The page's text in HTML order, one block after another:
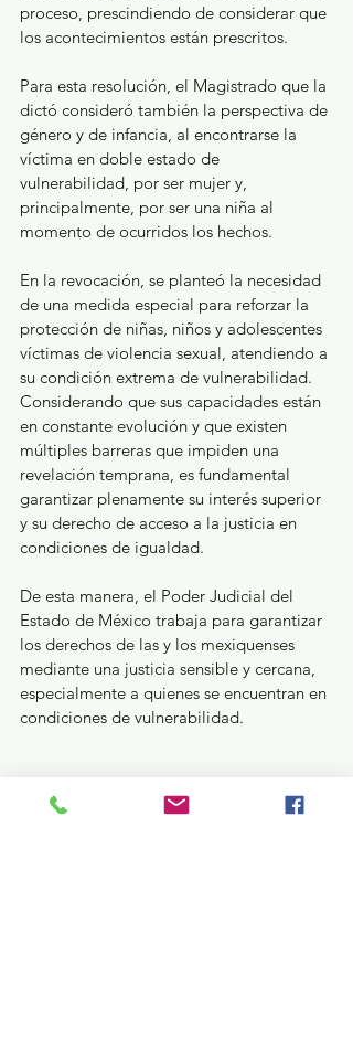
proceso, prescindiendo de considerar que
los acontecimientos están prescritos.
Para esta resolución, el Magistrado que la
dictó consideró también la perspectiva de
género y de infancia, al encontrarse la
víctima en doble estado de
vulnerabilidad, por ser mujer y,
principalmente, por ser una niña al
momento de ocurridos los hechos.
En la revocación, se planteó la necesidad
de una medida especial para reforzar la
protección de niñas, niños y adolescentes
víctimas de violencia sexual, atendiendo a
su condición extrema de vulnerabilidad.
Considerando que sus capacidades están
en constante evolución y que existen
múltiples barreras que impiden una
revelación temprana, es fundamental
garantizar plenamente su interés superior
y su derecho de acceso a la justicia en
condiciones de igualdad.
De esta manera, el Poder Judicial del
Estado de México trabaja para garantizar
los derechos de las y los mexiquenses
mediante una justicia sensible y cercana,
especialmente a quienes se encuentran en
condiciones de vulnerabilidad.
Seguridad y Justicia